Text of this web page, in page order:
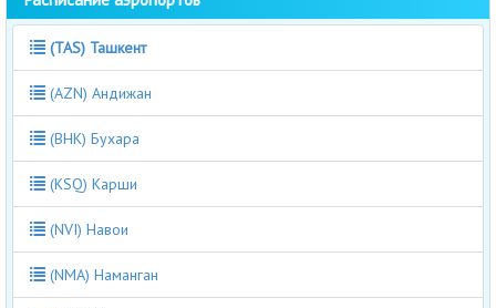
(TAS) Ташкент
(AZN) Андижан
(BHK) Бухара
(KSQ) Карши
(NVI) Навои
(NMA) Наманган